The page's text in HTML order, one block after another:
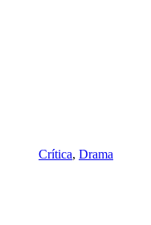
Crítica, Drama